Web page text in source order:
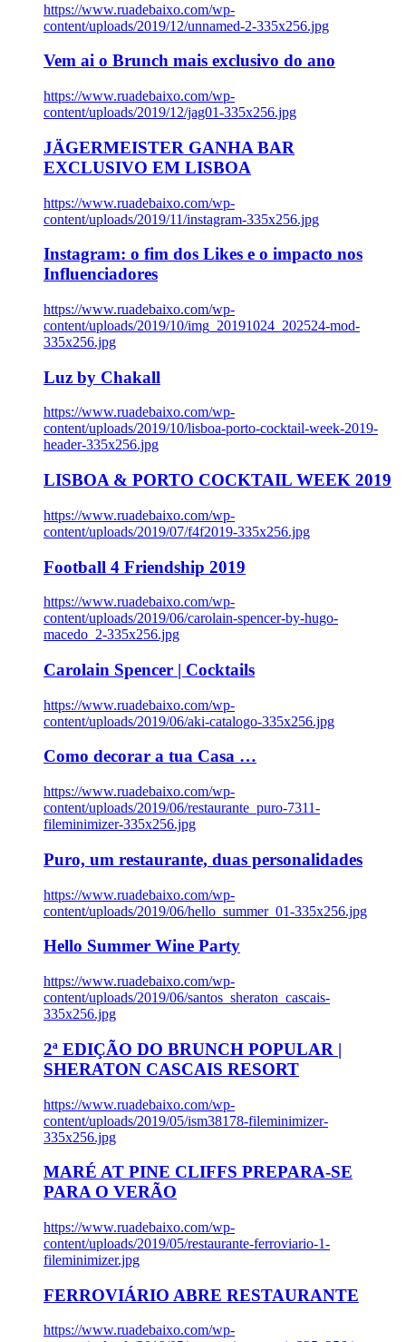
https://www.ruadebaixo.com/wp-
content/uploads/2019/12/unnamed-2-335x256.jpg
Vem ai o Brunch mais exclusivo do ano
https://www.ruadebaixo.com/wp-
content/uploads/2019/12/jag01-335x256.jpg
JÄGERMEISTER GANHA BAR
EXCLUSIVO EM LISBOA
https://www.ruadebaixo.com/wp-
content/uploads/2019/11/instagram-335x256.jpg
Instagram: o fim dos Likes e o impacto nos
Influenciadores
https://www.ruadebaixo.com/wp-
content/uploads/2019/10/img_20191024_202524-mod-
335x256.jpg
Luz by Chakall
https://www.ruadebaixo.com/wp-
content/uploads/2019/10/lisboa-porto-cocktail-week-2019-
header-335x256.jpg
LISBOA & PORTO COCKTAIL WEEK 2019
https://www.ruadebaixo.com/wp-
content/uploads/2019/07/f4f2019-335x256.jpg
Football 4 Friendship 2019
https://www.ruadebaixo.com/wp-
content/uploads/2019/06/carolain-spencer-by-hugo-
macedo_2-335x256.jpg
Carolain Spencer | Cocktails
https://www.ruadebaixo.com/wp-
content/uploads/2019/06/aki-catalogo-335x256.jpg
Como decorar a tua Casa …
https://www.ruadebaixo.com/wp-
content/uploads/2019/06/restaurante_puro-7311-
fileminimizer-335x256.jpg
Puro, um restaurante, duas personalidades
https://www.ruadebaixo.com/wp-
content/uploads/2019/06/hello_summer_01-335x256.jpg
Hello Summer Wine Party
https://www.ruadebaixo.com/wp-
content/uploads/2019/06/santos_sheraton_cascais-
335x256.jpg
2ª EDIÇÃO DO BRUNCH POPULAR |
SHERATON CASCAIS RESORT
https://www.ruadebaixo.com/wp-
content/uploads/2019/05/ism38178-fileminimizer-
335x256.jpg
MARÉ AT PINE CLIFFS PREPARA-SE
PARA O VERÃO
https://www.ruadebaixo.com/wp-
content/uploads/2019/05/restaurante-ferroviario-1-
fileminimizer.jpg
FERROVIÁRIO ABRE RESTAURANTE
https://www.ruadebaixo.com/wp-